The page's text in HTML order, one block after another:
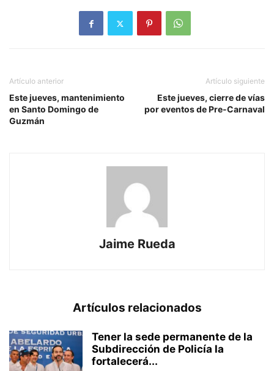
Artículo anterior
Este jueves, mantenimiento
en Santo Domingo de
Guzmán
Artículo siguiente
Este jueves, cierre de vías
por eventos de Pre-Carnaval
Jaime Rueda
Artículos relacionados
Tener la sede permanente de la
Subdirección de Policía la
fortalecerá...